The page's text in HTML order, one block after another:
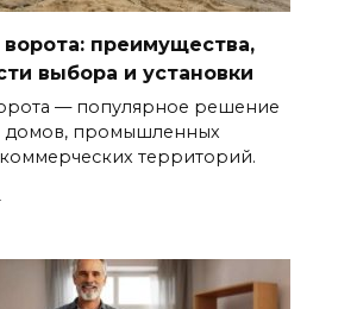
преимущества,
выбора и установки
— популярное решение
домов, промышленных
территорий.